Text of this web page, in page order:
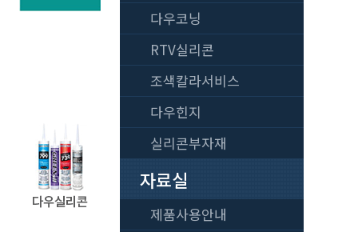
제품소개
오시는 길
다우코닝
RTV실리콘
조색칼라서비스
다우힌지
실리콘부자재
자료실
제품사용안내